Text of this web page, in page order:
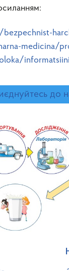
medicina/
до